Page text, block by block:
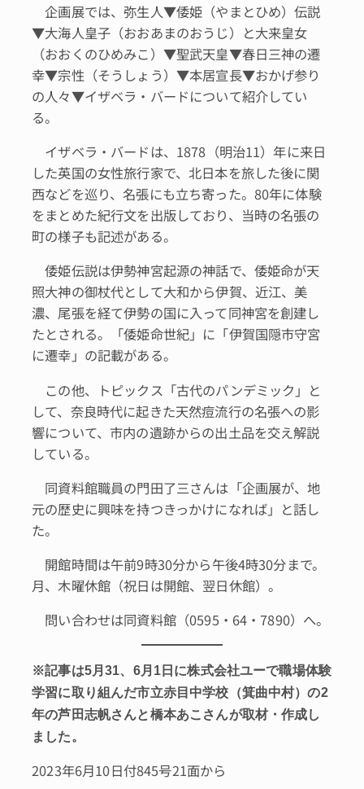
企画展では、弥生人▼倭姫（やまとひめ）伝説
▼大海人皇子（おおあまのおうじ）と大来皇女
（おおくのひめみこ）▼聖武天皇▼春日三神の遷
幸▼宗性（そうしょう）▼本居宣長▼おかげ参り
の人々▼イザベラ・バードについて紹介してい
る。
イザベラ・バードは、1878（明治11）年に来日
した英国の女性旅行家で、北日本を旅した後に関
西などを巡り、名張にも立ち寄った。80年に体験
をまとめた紀行文を出版しており、当時の名張の
町の様子も記述がある。
倭姫伝説は伊勢神宮起源の神話で、倭姫命が天
照大神の御杖代として大和から伊賀、近江、美
濃、尾張を経て伊勢の国に入って同神宮を創建し
たとされる。「倭姫命世紀」に「伊賀国隠市守宮
に遷幸」の記載がある。
この他、トピックス「古代のパンデミック」と
して、奈良時代に起きた天然痘流行の名張への影
響について、市内の遺跡からの出土品を交え解説
している。
同資料館職員の門田了三さんは「企画展が、地
元の歴史に興味を持つきっかけになれば」と話し
た。
開館時間は午前9時30分から午後4時30分まで。
月、木曜休館（祝日は開館、翌日休館）。
問い合わせは同資料館（0595・64・7890）へ。
※記事は5月31、6月1日に株式会社ユーで職場体験
学習に取り組んだ市立赤目中学校（箕曲中村）の2
年の芦田志帆さんと橋本あこさんが取材・作成し
ました。
2023年6月10日付845号21面から